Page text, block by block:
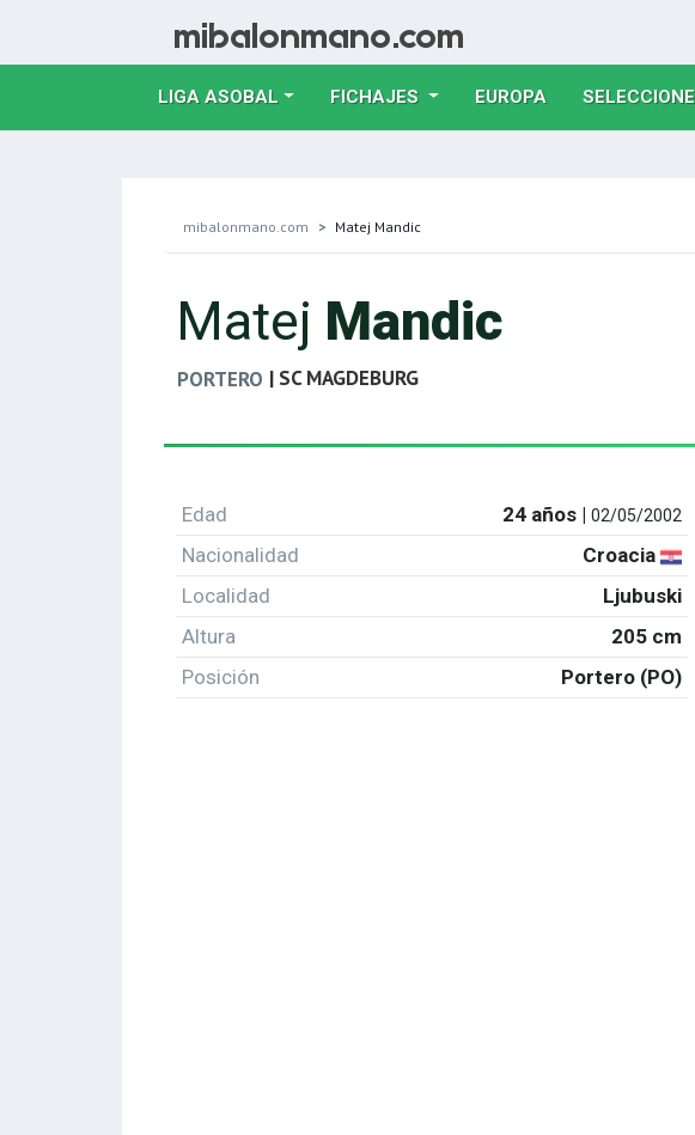
LIGA ASOBAL FICHAJES EUROPA(CURRENT)
mibalonmano.com Matej Mandic
Matej Mandic
PORTERO | SC MAGDEBURG
Edad 24 años |02/05/2002
Nacionalidad
Croacia
Localidad
Ljubuski
Altura
205 cm
Posición
Portero (PO)